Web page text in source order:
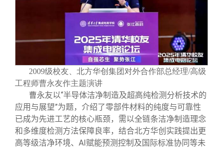
2009级校友、北方华创集团对外合作部总经理/高级
工程师曹永友作主题演讲
曹永友以“半导体洁净制造及超高纯检测分析技术的
应用与展望”为题，介绍了零部件材料的纯度与可靠性
已成为先进工艺的核心瓶颈，需以全链条洁净制造理念
和多维度检测方法保障良率，结合北方华创实践提出更
高等级洁净环境、AI赋能预测控制及国际标准协同等未